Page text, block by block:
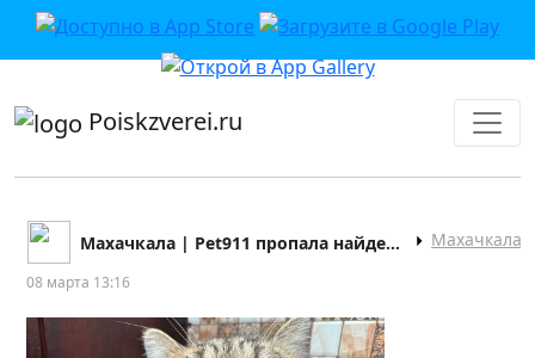
приложении или в VK">
Poiskzverei.ru
Махачкала | Pet911 пропала найдена собака кошка Махачкала
08 марта 13:16